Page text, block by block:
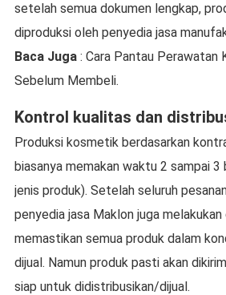
setelah semua dokumen lengkap,
diproduksi oleh penyedia jasa
Baca Juga: Cara Pantau Perawatan
Sebelum Membeli.
Kontrol kualitas dan
Produksi kosmetik berdasarkan
biasanya memakan waktu 2 sampai
jenis produk). Setelah seluruh
penyedia jasa Maklon juga
memastikan semua produk dalam
dijual. Namun produk pasti akan
siap untuk didistribusikan/dijual.